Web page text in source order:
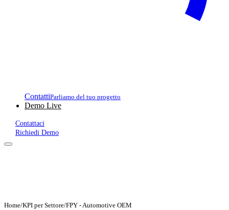
ContattiParliamo del tuo progetto
Demo Live
Contattaci
Richiedi Demo
Home/KPI per Settore/FPY - Automotive OEM